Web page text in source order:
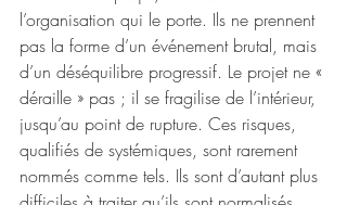
l’organisation qui le porte. Ils ne prennent
pas la forme d’un événement brutal, mais
d’un déséquilibre progressif. Le projet ne «
déraille » pas ; il se fragilise de l’intérieur,
jusqu’au point de rupture. Ces risques,
qualifiés de systémiques, sont rarement
nommés comme tels. Ils sont d’autant plus